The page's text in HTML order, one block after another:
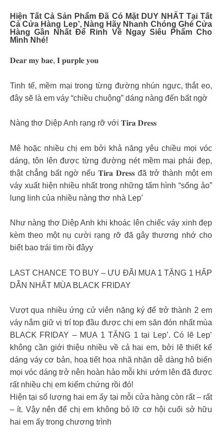
Hiện Tất Cả Sản Phẩm Đã Có Mặt DUY NHẤT Tại Tất
Cả Cửa Hàng Lep’, Nàng Hãy Nhanh Chóng Ghé Cửa
Hàng Gần Nhất Để Rinh Về Ngay Siêu Phẩm Cho
Mình Nhé!
𝐃𝐞𝐚𝐫 𝐦𝐲 𝐛𝐚𝐞, 𝐈 𝐩𝐮𝐫𝐩𝐥𝐞 𝐲𝐨𝐮
Tinh tế, mềm mại trong từng đường nhún ngực, thắt eo,
đây sẽ là em váy “chiều chuộng” dáng nàng đến bất ngờ
Nàng thơ Diệp Anh rạng rỡ với 𝐓𝐢𝐫𝐚 𝐃𝐫𝐞𝐬𝐬
Mê hoặc nhiều chị em bởi khả năng yêu chiều mọi vóc
dáng, tôn lên được từng đường nét mềm mại phái đẹp,
thật chẳng bất ngờ nếu 𝐓𝐢𝐫𝐚 𝐃𝐫𝐞𝐬𝐬 đã trở thành một em
váy xuất hiện nhiều nhất trong những tấm hình “sống ảo”
lung linh của nhiều nàng thơ nhà Lep’
Như nàng thơ Diệp Anh khi khoác lên chiếc váy xinh đẹp
kèm theo một nụ cười rạng rỡ đã gây thương nhớ cho
biết bao trái tim rồi đâyy
LAST CHANCE TO BUY – ƯU ĐÃI MUA 1 TẶNG 1 HẤP
DẪN NHẤT MÙA BLACK FRIDAY
Vượt qua nhiều ứng cử viên nặng ký để trở thành 2 em
váy nắm giữ vị trí top đầu được chị em săn đón nhất mùa
BLACK FRIDAY – MUA 1 TẶNG 1 tại Lep’. Có lẽ Lep’
không cần giới thiệu nhiều về cả hai em, bởi lẽ thiết kế
dáng váy cơ bản, hoạ tiết hoa nhã nhặn dễ dàng hô biến
mọi vóc dáng trở nên hoàn hảo mỗi khi ướm lên đã được
rất nhiều chị em kiểm chứng rồi đó!
Hiện tại số lượng hai em ấy tại mỗi cửa hàng còn rất – rất
– ít. Vậy nên để chị em không bỏ lỡ cơ hội cuối sở hữu
hai em ấy trong chương trình